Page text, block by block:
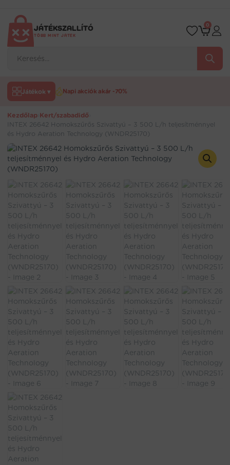
tartalomraJÁTÉKSZALLÍTÓ
TÖBB MINT JÁTÉK
search
0
Játékok ▾ Napi akciók akár -70%
Kezdőlap Kert/szabadidő
INTEX 26642 Homokszűrős Szivattyú – 3 500 L/h teljesítménnyel
és Hydro Aeration Technology (WNDR25170)